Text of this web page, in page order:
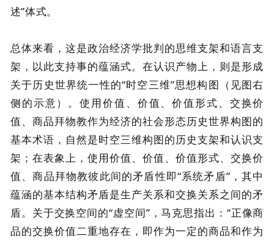
述”体式。
总体来看，这是政治经济学批判的思维支架和语言支
架，以此支持事的蕴涵式。在认识产物上，则是形成
关于历史世界统一性的“时空三维”思想构图（见图右
侧的示意）。使用价值、价值、价值形式、交换价
值、商品拜物教作为经济的社会形态历史世界构图的
基本术语，自然是时空三维构图的历史支架和认识支
架；在表象上，使用价值、价值、价值形式、交换价
值、商品拜物教彼此间的矛盾性即“系统矛盾”，其中
蕴涵的基本结构矛盾是生产关系和交换关系之间的矛
盾。关于交换空间的“虚空间”，马克思指出：“正像商
品的交换价值二重地存在，即作为一定的商品和作为